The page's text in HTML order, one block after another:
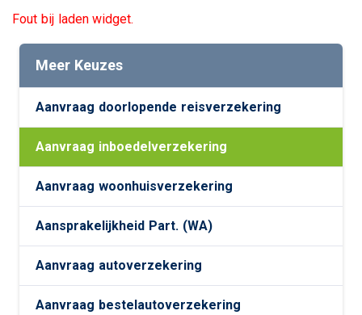
Fout bij laden widget.
Meer Keuzes
Aanvraag doorlopende reisverzekering
Aanvraag inboedelverzekering
Aanvraag woonhuisverzekering
Aansprakelijkheid Part. (WA)
Aanvraag autoverzekering
Aanvraag bestelautoverzekering